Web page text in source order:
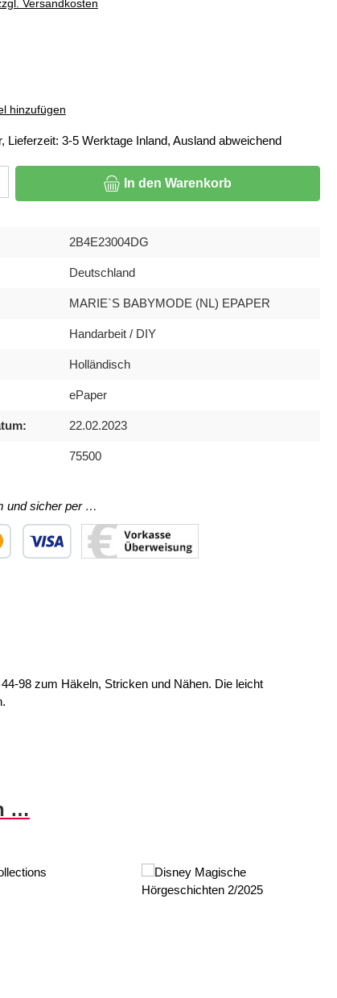
Versandkosten
hinzufügen
Lieferzeit: 3-5 Werktage Inland, Ausland abweichend
den gewünschten Wert ein oder benutze die Schaltflächen um
In den Warenkorb
2B4E23004DG
Deutschland
MARIE`S BABYMODE (NL) EPAPER
Handarbeit / DIY
Holländisch
ePaper
22.02.2023
75500
und sicher per …
98 zum Häkeln, Stricken und Nähen. Die leicht
…